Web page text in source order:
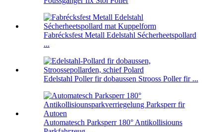
Fabrécksfest Metall Edelstahl Sécherheetspollard
...
Edelstahl Poller fir dobaussen Strooss Poller fir ...
Automatesch Parksperr 180° Antikollisiouns